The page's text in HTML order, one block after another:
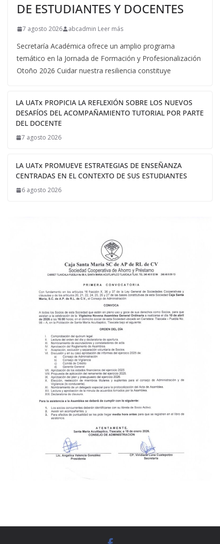
DE ESTUDIANTES Y DOCENTES
7 agosto 2026 abcadmin Leer más
Secretaría Académica ofrece un amplio programa
temático en la Jornada de Formación y Profesionalización
Otoño 2026 Cuidar nuestra resiliencia constituye
LA UATx PROPICIA LA REFLEXIÓN SOBRE LOS NUEVOS
DESAFÍOS DEL ACOMPAÑAMIENTO TUTORIAL POR PARTE
DEL DOCENTE
7 agosto 2026
LA UATx PROMUEVE ESTRATEGIAS DE ENSEÑANZA
CENTRADAS EN EL CONTEXTO DE SUS ESTUDIANTES
6 agosto 2026